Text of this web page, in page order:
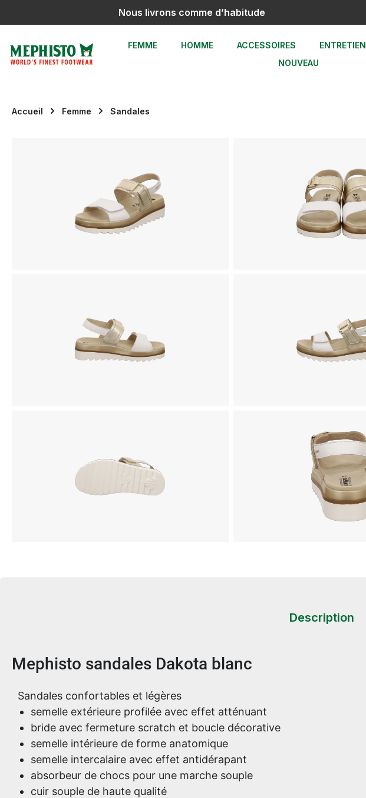
Passer à la navigation principaleNous livrons comme d’habitude
FEMME HOMME ACCESSOIRES ENTRETIEN
NOUVEAU
Accueil Femme Sandales
Description
Informations sur le produit
Mephisto sandales Dakota blanc
Sandales confortables et légères
semelle extérieure profilée avec effet atténuant
bride avec fermeture scratch et boucle décorative
semelle intérieure de forme anatomique
semelle intercalaire avec effet antidérapant
absorbeur de chocs pour une marche souple
cuir souple de haute qualité